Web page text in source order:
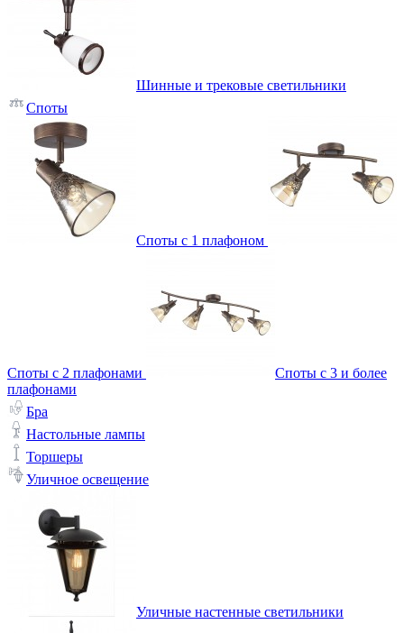
Шинные и трековые светильники
Споты
Споты с 1 плафоном
Споты с 2 плафонами
Споты с 3 и более
плафонами
Бра
Настольные лампы
Торшеры
Уличное освещение
Уличные настенные светильники